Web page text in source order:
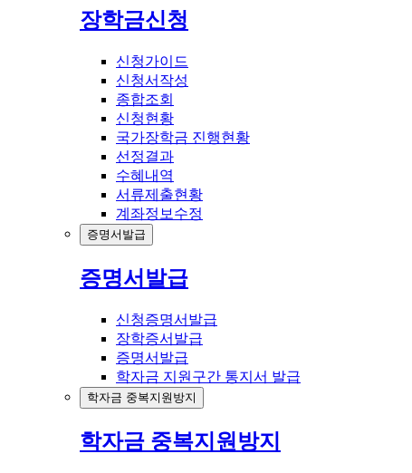
장학금신청
신청가이드
신청서작성
종합조회
신청현황
국가장학금 진행현황
선정결과
수혜내역
서류제출현황
계좌정보수정
증명서발급
증명서발급
신청증명서발급
장학증서발급
증명서발급
학자금 지원구간 통지서 발급
학자금 중복지원방지
학자금 중복지원방지